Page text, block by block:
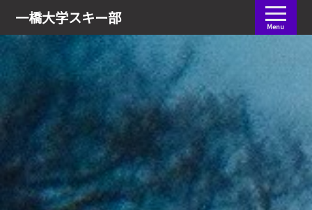
一橋大学スキー部 Menu
会員ログイン